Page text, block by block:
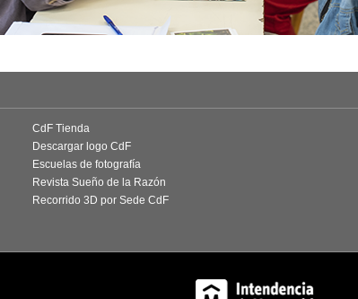
CdF Tienda
Descargar logo CdF
Escuelas de fotografía
Revista Sueño de la Razón
Recorrido 3D por Sede CdF